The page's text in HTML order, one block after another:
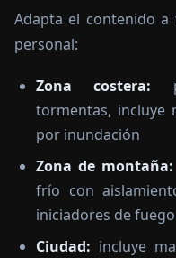
Adapta el contenido
personal:
Zona costera:
tormentas, incluye
por inundación
Zona de montaña:
frío con
iniciadores de fuego
Ciudad: incluye